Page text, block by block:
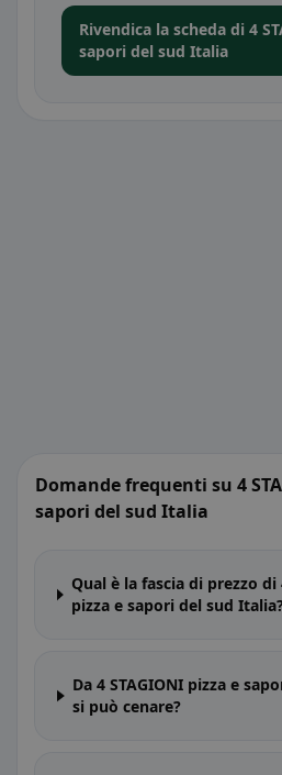
Rivendica la scheda di 4
sapori del sud Italia
Domande frequenti su 4
sapori del sud Italia
Qual è la fascia di prezzo di
pizza e sapori del sud
Da 4 STAGIONI pizza e
si può cenare?